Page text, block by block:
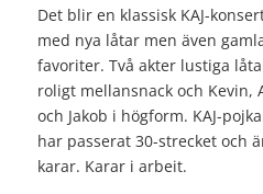
Det blir en klassisk KAJ-
med nya låtar men även
favoriter. Två akter lustiga
roligt mellansnack och Kevin,
och Jakob i högform. KAJ-
har passerat 30-strecket och
karar. Karar i arbeit.